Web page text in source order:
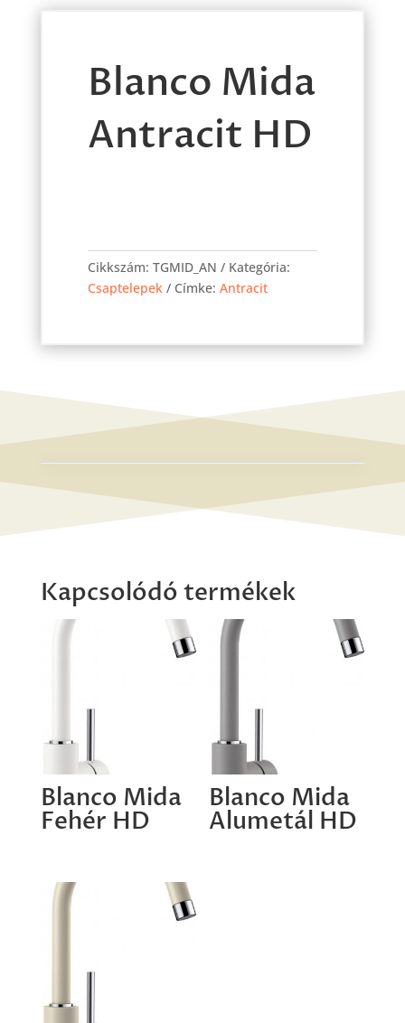
Blanco Mida
Antracit HD
Mida
Antracit
HD
Cikkszám: TGMID_AN
Kategória:
Csaptelepek
Címke: Antracit
Kapcsolódó termékek
Blanco Mida
Fehér HD
Blanco Mida
Alumetál HD